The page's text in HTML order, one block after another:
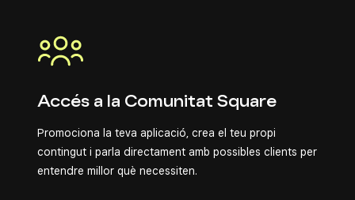
Accés a la Comunitat Square
Promociona la teva aplicació, crea el teu propi
contingut i parla directament amb possibles clients per
entendre millor què necessiten.